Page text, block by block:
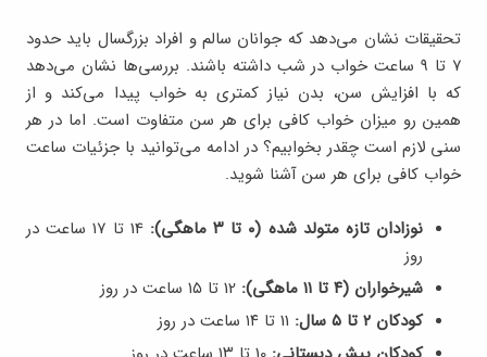
تحقیقات نشان می‌دهد که جوانان سالم و افراد بزرگسال باید حدود
۷ تا ۹ ساعت خواب در شب داشته باشند. بررسی‌ها نشان می‌دهد
که با افزایش سن، بدن نیاز کمتری به خواب پیدا می‌کند و از
همین رو میزان خواب کافی برای هر سن متفاوت است. اما در هر
سنی لازم است چقدر بخوابیم؟ در ادامه می‌توانید با جزئیات ساعت
خواب کافی برای هر سن آشنا شوید.
نوزادان تازه متولد شده (۰ تا ۳ ماهگی):
14 تا ۱۷ ساعت در
روز
شیرخواران (۴ تا ۱۱ ماهگی):
کودکان ۲ تا ۵ سال: